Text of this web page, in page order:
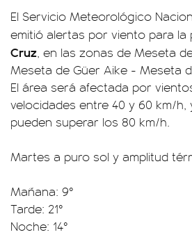
El Servicio Meteorológico
emitió alertas por viento para la
Cruz, en las zonas de Meseta
Meseta de Güer Aike - Meseta
El área será afectada por
velocidades entre 40 y 60 km/
pueden superar los 80 km/h.
Martes a puro sol y amplitud
Mañana: 9°
Tarde: 21°
Noche: 14°